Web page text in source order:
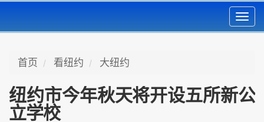
首页 看纽约 大纽约
纽约市今年秋天将开设五所新公
立学校